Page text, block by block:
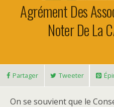
Agrément Des
Noter De La
Partager Tweeter
On se souvient que le